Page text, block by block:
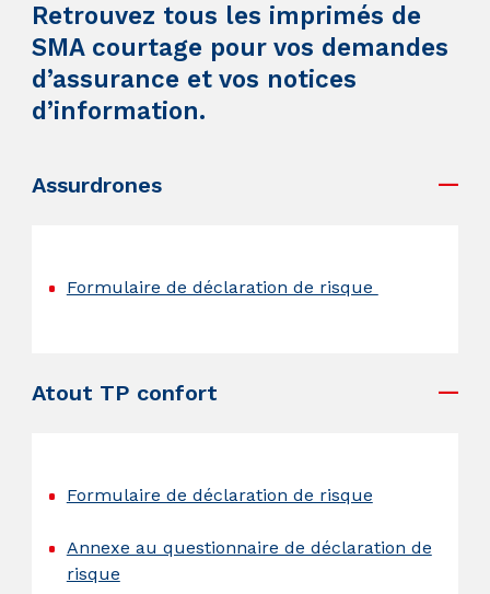
Retrouvez tous les imprimés de
SMA courtage pour vos demandes
d’assurance et vos notices
d’information.
Assurdrones
Formulaire de déclaration de risque
Atout TP confort
Formulaire de déclaration de risque
Annexe au questionnaire de déclaration de
risque